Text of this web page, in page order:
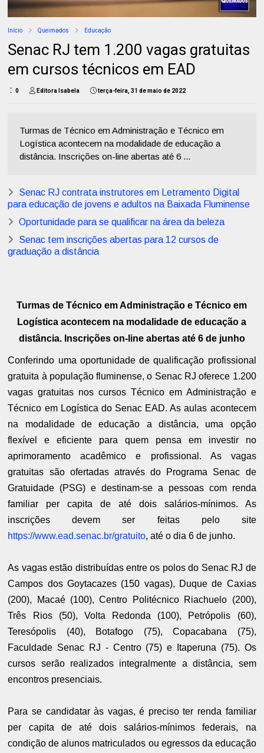
Início Queimados Educação
Senac RJ tem 1.200 vagas gratuitas
em cursos técnicos em EAD
0 Editora Isabela terça-feira, 31 de maio de 2022
Turmas de Técnico em Administração e Técnico em
Logística acontecem na modalidade de educação a
distância. Inscrições on-line abertas até 6 ...
Senac RJ contrata instrutores em Letramento Digital
para educação de jovens e adultos na Baixada Fluminense
Oportunidade para se qualificar na área da beleza
Senac tem inscrições abertas para 12 cursos de
graduação a distância
Turmas de Técnico em Administração e Técnico em
Logística acontecem na modalidade de educação a
distância. Inscrições on-line abertas até 6 de junho
Conferindo uma oportunidade de qualificação profissional
gratuita à população fluminense, o Senac RJ oferece 1.200
vagas gratuitas nos cursos Técnico em Administração e
Técnico em Logística do Senac EAD. As aulas acontecem
na modalidade de educação a distância, uma opção
flexível e eficiente para quem pensa em investir no
aprimoramento acadêmico e profissional. As vagas
gratuitas são ofertadas através do Programa Senac de
Gratuidade (PSG) e destinam-se a pessoas com renda
familiar per capita de até dois salários-mínimos. As
inscrições devem ser feitas pelo site
https://www.ead.senac.br/gratuito, até o dia 6 de junho.
As vagas estão distribuídas entre os polos do Senac RJ de
Campos dos Goytacazes (150 vagas), Duque de Caxias
(200), Macaé (100), Centro Politécnico Riachuelo (200),
Três Rios (50), Volta Redonda (100), Petrópolis (60),
Teresópolis (40), Botafogo (75), Copacabana (75),
Faculdade Senac RJ - Centro (75) e Itaperuna (75). Os
cursos serão realizados integralmente a distância, sem
encontros presenciais.
Para se candidatar às vagas, é preciso ter renda familiar
per capita de até dois salários-mínimos federais, na
condição de alunos matriculados ou egressos da educação